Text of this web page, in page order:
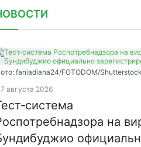
faniadiana24/FOTODOM/Shutterstock
7 августа 2026
на